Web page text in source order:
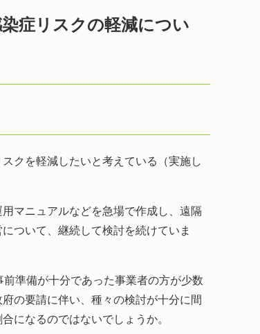
症リスクの軽減につい
クを軽減したいと考えている（実施し
マニュアルなどを急場で作成し、遠隔
ついて、継続して検討を続けていま
準備が十分であった事業者の方が少数
の要請に伴い、種々の検討が十分に間
になるのではないでしょうか。